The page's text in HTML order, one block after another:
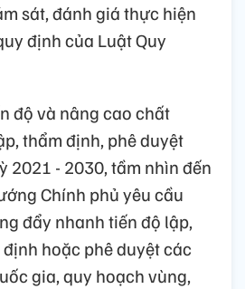
sát, đánh giá thực hiện
định của Luật Quy
độ và nâng cao chất
thẩm định, phê duyệt
2021 - 2030, tầm nhìn đến
Chính phủ yêu cầu
đẩy nhanh tiến độ lập,
hoặc phê duyệt các
gia, quy hoạch vùng,